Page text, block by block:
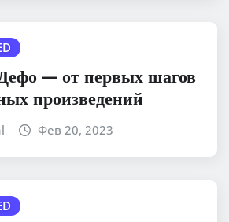
— от первых шагов
произведений
Фев 20, 2023